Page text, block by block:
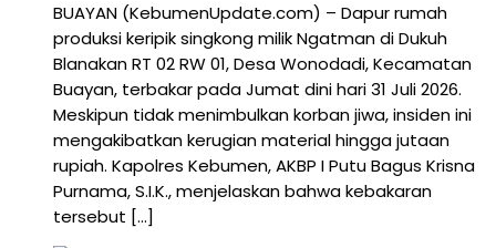
BUAYAN (KebumenUpdate.com) – Dapur rumah
produksi keripik singkong milik Ngatman di Dukuh
Blanakan RT 02 RW 01, Desa Wonodadi, Kecamatan
Buayan, terbakar pada Jumat dini hari 31 Juli 2026.
Meskipun tidak menimbulkan korban jiwa, insiden ini
mengakibatkan kerugian material hingga jutaan
rupiah. Kapolres Kebumen, AKBP I Putu Bagus Krisna
Purnama, S.I.K., menjelaskan bahwa kebakaran
tersebut […]